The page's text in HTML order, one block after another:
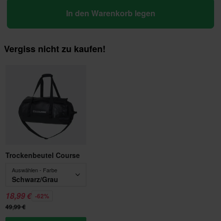
In den Warenkorb legen
Vergiss nicht zu kaufen!
Trockenbeutel Course
Auswählen - Farbe
Schwarz/Grau
18,99 € -62%
49,99 €